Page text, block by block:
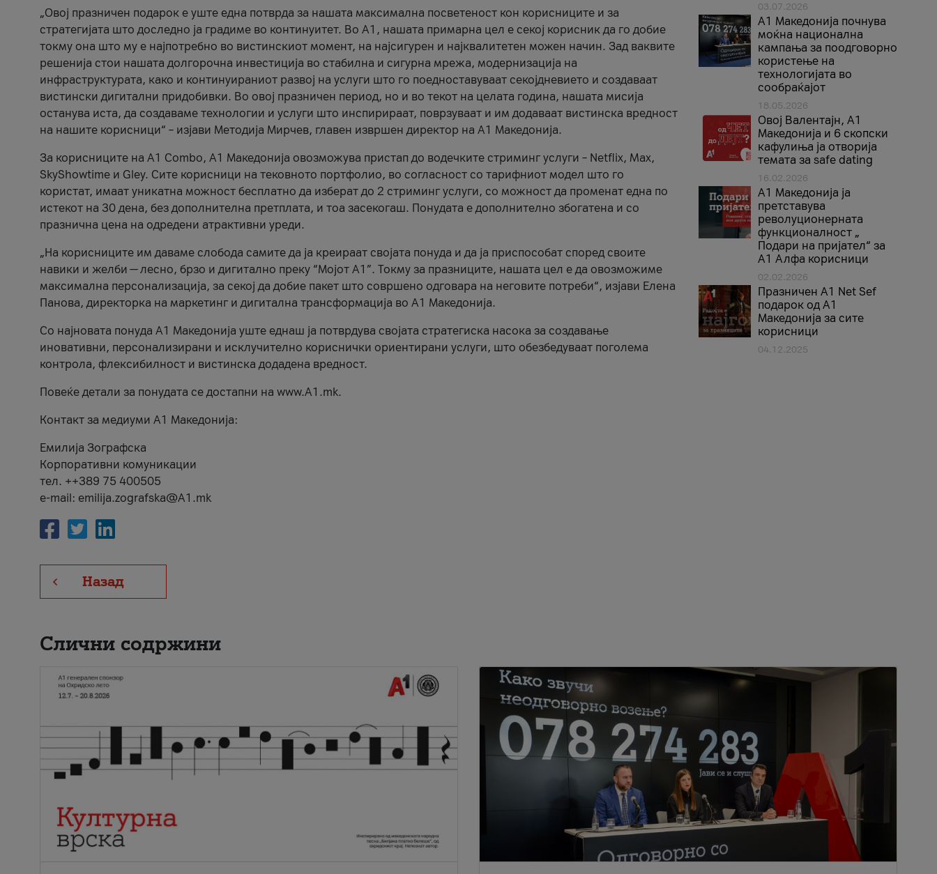
„Овој празничен подарок е уште една потврда за нашата максимална посветеност кон корисниците и за
стратегијата што доследно ја градиме во континуитет. Во А1, нашата примарна цел е секој корисник да го добие
токму она што му е најпотребно во вистинскиот момент, на најсигурен и најквалитетен можен начин. Зад ваквите
решенија стои нашата долгорочна инвестиција во стабилна и сигурна мрежа, модернизација на
инфраструктурата, како и континуираниот развој на услуги што го поедноставуваат секојдневието и создаваат
вистински дигитални придобивки. Во овој празничен период, но и во текот на целата година, нашата мисија
останува иста, да создаваме технологии и услуги што инспирираат, поврзуваат и им додаваат вистинска вредност
на нашите корисници“ – изјави Методија Мирчев, главен извршен директор на А1 Македонија.
За корисниците на A1 Combo, А1 Македонија овозможува пристап до водечките стриминг услуги – Netflix, Max,
SkyShowtime и Gley. Сите корисници на тековното портфолио, во согласност со тарифниот модел што го
користат, имаат уникатна можност бесплатно да изберат до 2 стриминг услуги, со можност да променат една по
истекот на 30 дена, без дополнителна претплата, и тоа засекогаш. Понудата е дополнително збогатена и со
празнична цена на одредени атрактивни уреди.
„На корисниците им даваме слобода самите да ја креираат својата понуда и да ја приспособат според своите
навики и желби — лесно, брзо и дигитално преку “Мојот А1”. Токму за празниците, нашата цел е да овозможиме
максимална персонализација, за секој да добие пакет што совршено одговара на неговите потреби“, изјави Елена
Панова, директорка на маркетинг и дигитална трансформација во А1 Македонија.
Со најновата понуда А1 Македонија уште еднаш ја потврдува својата стратегиска насока за создавање
иновативни, персонализирани и исклучително кориснички ориентирани услуги, што обезбедуваат поголема
контрола, флексибилност и вистинска додадена вредност.
Повеќе детали за понудата се достапни на www.А1.mk.
Контакт за медиуми А1 Македонија:
Емилија Зографска
Корпоративни комуникации
тел. ++389 75 400505
e-mail: emilija.zografska@A1.mk
Назад
03.07.2026
A1 Македонија почнува
моќна национална
кампања за поодговорно
користење на
технологијата во
сообраќајот
18.05.2026
Овој Валентајн, A1
Македонија и 6 скопски
кафулиња ја отворија
темата за safe dating
16.02.2026
А1 Македонија ја
претставува
револуционерната
функционалност „
Подари на пријател“ за
А1 Алфа корисници
02.02.2026
Празничен A1 Net Sеf
подарок од А1
Македонија за сите
корисници
04.12.2025
Слични содржини